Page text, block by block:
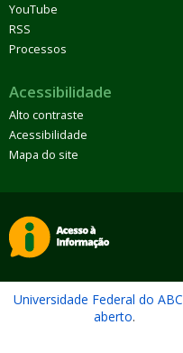
YouTube
RSS
Processos
Acessibilidade
Alto contraste
Acessibilidade
Mapa do site
Universidade Federal do ABC
aberto.